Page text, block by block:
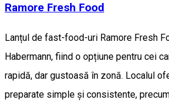
Ramore Fresh Food
Lanțul de fast-food-uri Ramore Fresh
Habermann, fiind o opțiune pentru cei
rapidă, dar gustoasă în zonă. Localul
preparate simple și consistente,